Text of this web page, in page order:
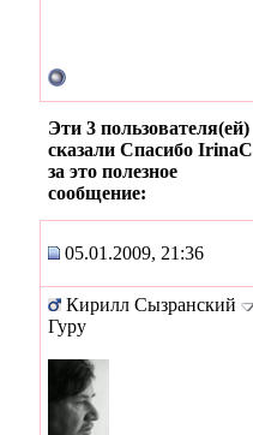
Эти 3 пользователя(ей)
сказали Спасибо IrinaC
за это полезное
сообщение:
05.01.2009, 21:36
Кирилл Сызранский
Гуру